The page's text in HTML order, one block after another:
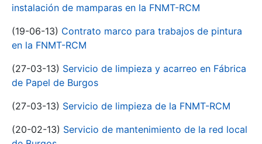
instalación de mamparas en la FNMT-RCM
(19-06-13) Contrato marco para trabajos de pintura
en la FNMT-RCM
(27-03-13) Servicio de limpieza y acarreo en Fábrica
de Papel de Burgos
(27-03-13) Servicio de limpieza de la FNMT-RCM
(20-02-13) Servicio de mantenimiento de la red local